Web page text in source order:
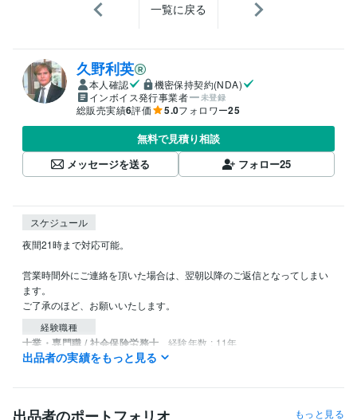
一覧に戻る
久野利英
本人確認
機密保持契約(NDA)
インボイス発行事業者
未登録
総販売実績6評価 5.0フォロワー25
無料で見積り相談
メッセージを送る
フォロー25
スケジュール
夜間21時まで対応可能。
営業時間外にご連絡を頂いた場合は、翌朝以降のご返信となってしまい
ます。
ご了承のほど、お願いいたします。
経験職種
士業・専門職 / 社会保険労務士 経験年数 : 11年
うつ病・メンタル不調　復活の定理 『心が壊れた時』に生れる パ
出品者の実績をもっと見る
もっと見る